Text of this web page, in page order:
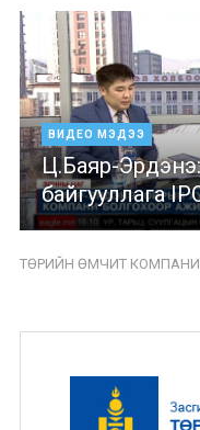
ВИДЕО МЭДЭЭ
Ц.Баяр-
байгууллага
ТӨРИЙН ӨМЧИТ